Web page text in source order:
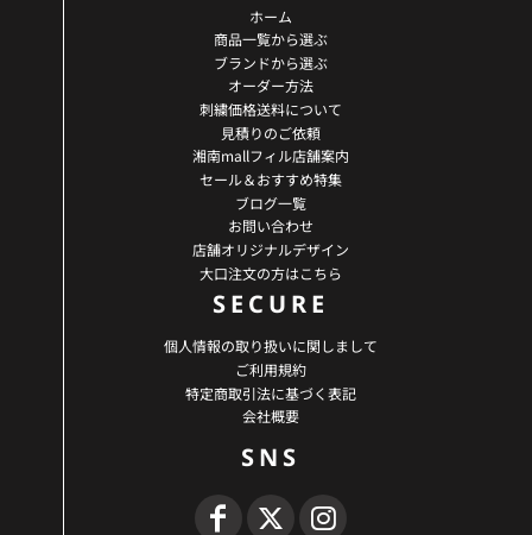
ホーム
商品一覧から選ぶ
ブランドから選ぶ
オーダー方法
刺繍価格送料について
見積りのご依頼
湘南mallフィル店舗案内
セール＆おすすめ特集
ブログ一覧
お問い合わせ
店舗オリジナルデザイン
大口注文の方はこちら
SECURE
個人情報の取り扱いに関しまして
ご利用規約
特定商取引法に基づく表記
会社概要
SNS